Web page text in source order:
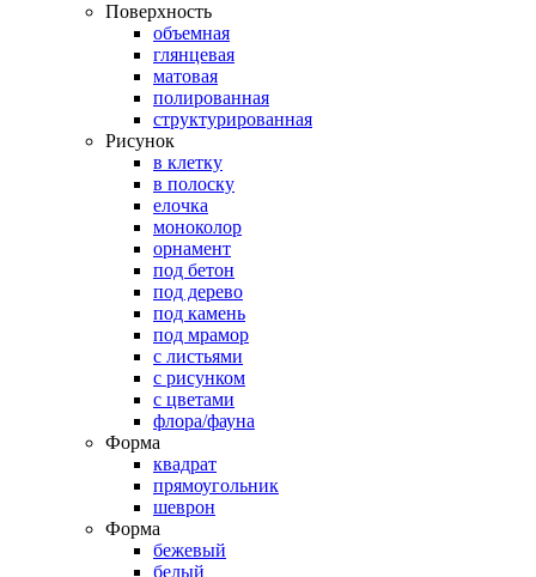
Поверхность
объемная
глянцевая
матовая
полированная
структурированная
Рисунок
в клетку
в полоску
елочка
моноколор
орнамент
под бетон
под дерево
под камень
под мрамор
с листьями
с рисунком
с цветами
флора/фауна
Форма
квадрат
прямоугольник
шеврон
Форма
бежевый
белый